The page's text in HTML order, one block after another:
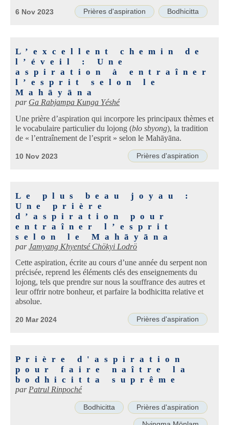
Prières d'aspiration Bodhicitta
6 Nov 2023
L’excellent chemin de
l’éveil : Une
aspiration à entraîner
l’esprit selon le
Mahāyāna
par Ga Rabjampa Kunga Yéshé
Une prière d’aspiration qui incorpore les principaux thèmes et
le vocabulaire particulier du lojong (blo sbyong), la tradition
de « l’entraînement de l’esprit » selon le Mahāyāna.
Prières d'aspiration
10 Nov 2023
Le plus beau joyau :
Une prière
d’aspiration pour
entraîner l’esprit
selon le Mahāyāna
parJamyang Khyentsé Chökyi Lodrö
Cette aspiration, écrite au cours d’une année du serpent non
précisée, reprend les éléments clés des enseignements du
lojong, tels que prendre sur nous la souffrance des autres et
leur offrir notre bonheur, et parfaire la bodhicitta relative et
absolue.
Prières d'aspiration
20 Mar 2024
Prière d'aspiration
pour faire naître la
bodhicitta suprême
parPatrul Rinpoché
Bodhicitta Prières d'aspiration